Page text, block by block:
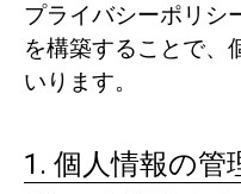
プライバシーポリシ
を構築することで、
いります。
1. 個人情報の管